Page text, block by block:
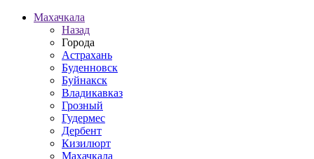
Махачкала
Назад
Города
Астрахань
Буденновск
Буйнакск
Владикавказ
Грозный
Гудермес
Дербент
Кизилюрт
Махачкала